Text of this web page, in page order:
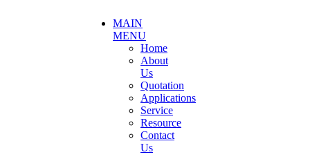
MAIN
MENU
Home
About
Us
Quotation
Applications
Service
Resource
Contact
Us